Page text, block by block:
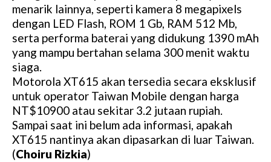
menarik lainnya, seperti kamera 8 megapixels
dengan LED Flash, ROM 1 Gb, RAM 512 Mb,
serta performa baterai yang didukung 1390 mAh
yang mampu bertahan selama 300 menit waktu
siaga.
Motorola XT615 akan tersedia secara eksklusif
untuk operator Taiwan Mobile dengan harga
NT$10900 atau sekitar 3.2 jutaan rupiah.
Sampai saat ini belum ada informasi, apakah
XT615 nantinya akan dipasarkan di luar Taiwan.
(Choiru Rizkia)